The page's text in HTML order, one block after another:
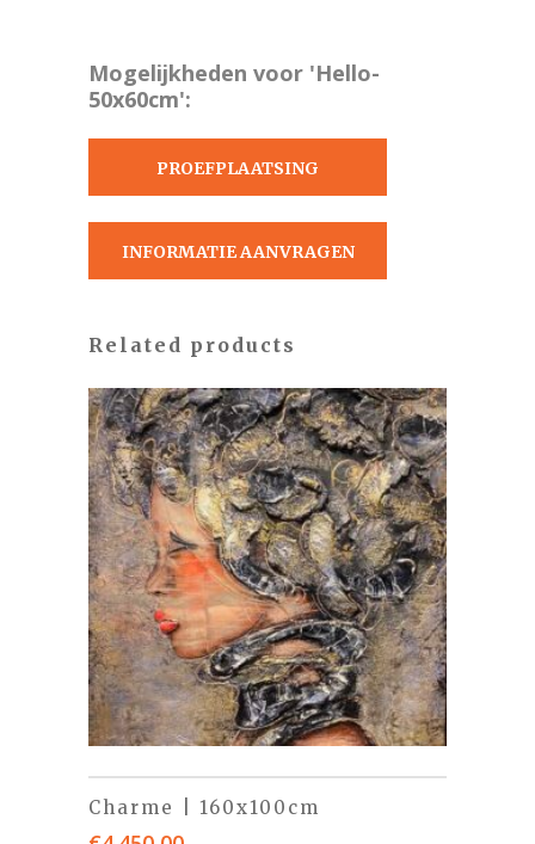
Mogelijkheden voor 'Hello-
50x60cm':
PROEFPLAATSING
INFORMATIE AANVRAGEN
Related products
Charme | 160x100cm